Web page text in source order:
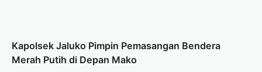
Kapolsek Jaluko Pimpin Pemasangan Bendera
Merah Putih di Depan Mako